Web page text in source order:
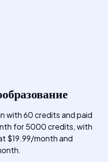
with 60 credits and paid
for 5000 credits, with
$19.99/month and